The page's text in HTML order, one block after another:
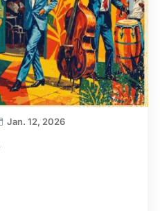
Jan. 12, 2026